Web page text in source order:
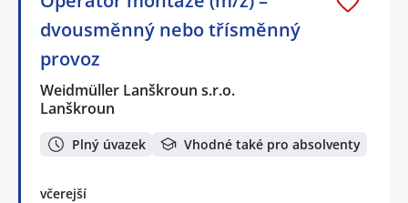
dvousměnný nebo třísměnný
provoz
Weidmüller Lanškroun s.r.o.
Lanškroun
Plný úvazek Vhodné také pro absolventy
včerejší